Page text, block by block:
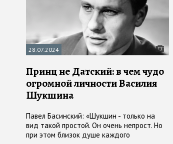
28.07.2024
Принц не Датский: в чем чудо
огромной личности Василия
Шукшина
Павел Басинский: «Шукшин - только на
вид такой простой. Он очень непрост. Но
при этом близок душе каждого